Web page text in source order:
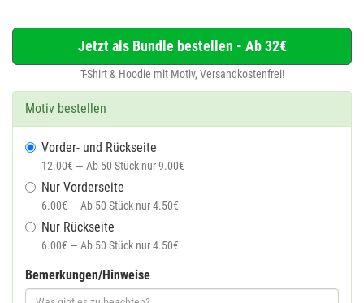
Jetzt als Bundle bestellen - Ab 32€
T-Shirt & Hoodie mit Motiv, Versandkostenfrei!
Motiv bestellen
Vorder- und Rückseite
12.00€ — Ab 50 Stück nur 9.00€
Nur Vorderseite
6.00€ — Ab 50 Stück nur 4.50€
Nur Rückseite
6.00€ — Ab 50 Stück nur 4.50€
Bemerkungen/Hinweise